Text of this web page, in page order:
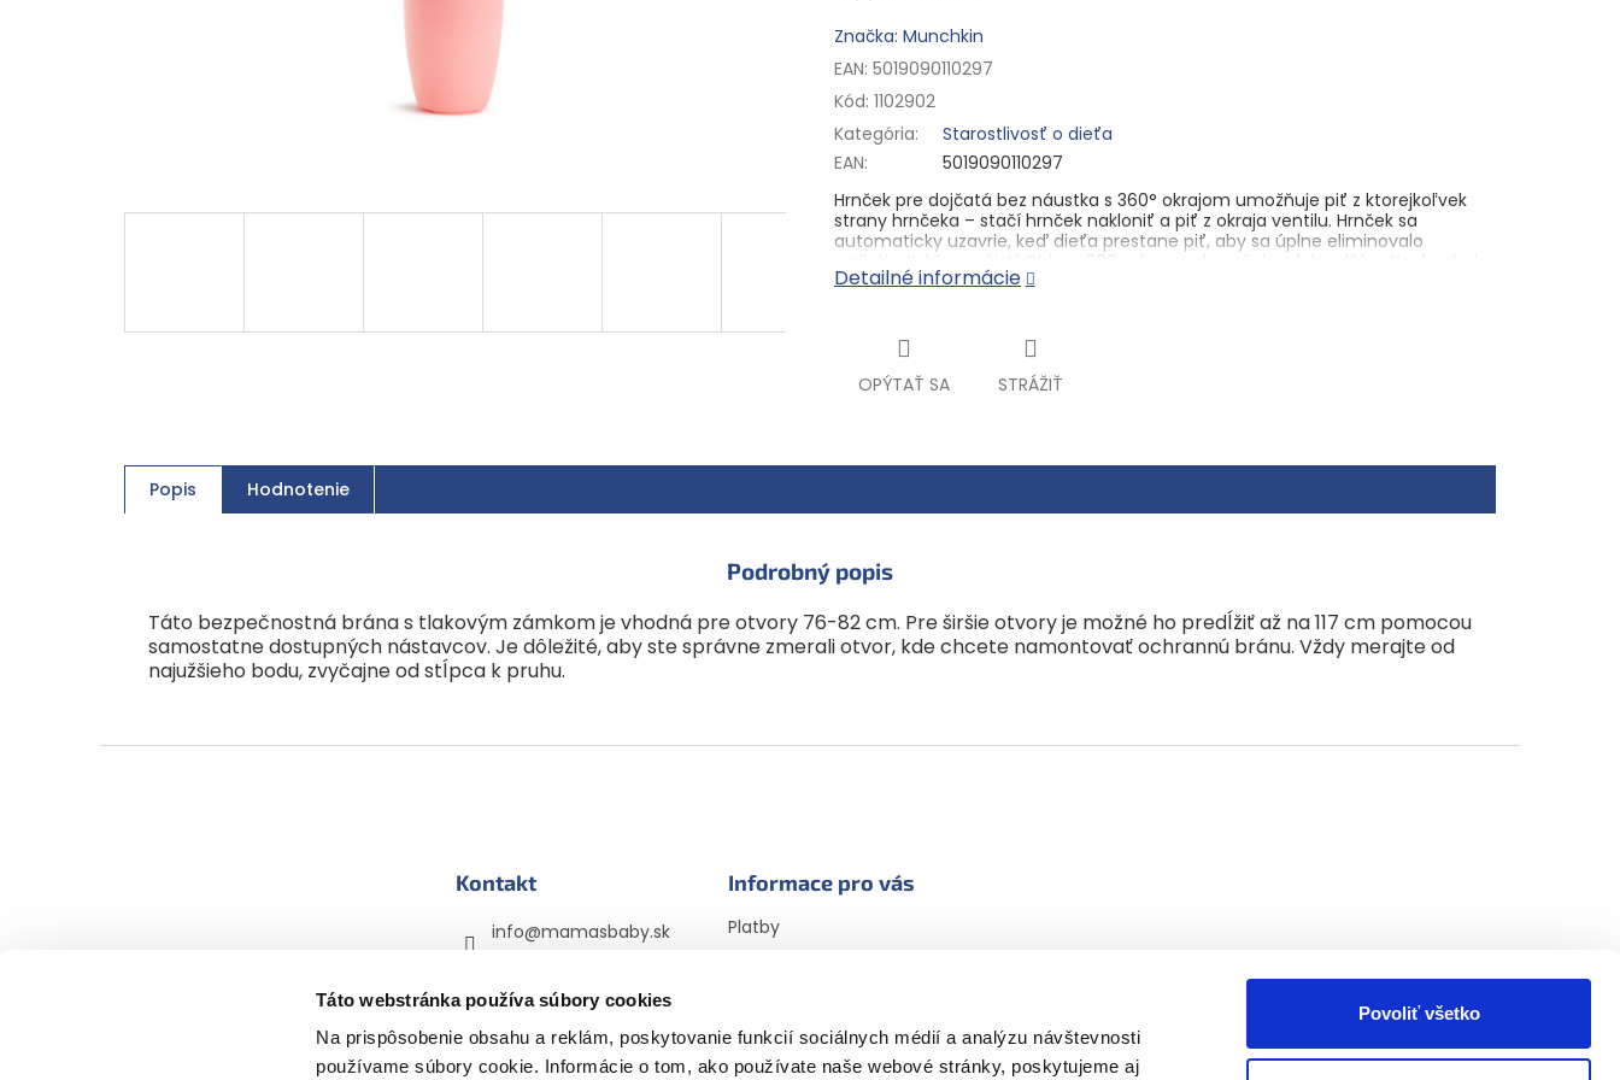
Táto webstránka používa súbory cookies
Na prispôsobenie obsahu a reklám, poskytovanie funkcií sociálnych médií a analýzu návštevnosti
používame súbory cookie. Informácie o tom, ako používate naše webové stránky, poskytujeme aj
Povoliť všetko
Značka: Munchkin
EAN: 5019090110297
Kód: 1102902
Kategória:
Starostlivosť o dieťa
EAN:
5019090110297
Hrnček pre dojčatá bez náustka s 360° okrajom umožňuje piť z ktorejkoľvek
strany hrnčeka – stačí hrnček nakloniť a piť z okraja ventilu. Hrnček sa
automaticky uzavrie, keď dieťa prestane piť, aby sa úplne eliminovalo
rozliatie. Ľahko sa čistí Objem 296 ml na vodu, mlieko alebo džús . Neobsahuje
BPA a možno ho umývať v umývačke riadu v hornom koši.
Detailné informácie
OPÝTAŤ SA STRÁŽIŤ
Popis Hodnotenie
Podrobný popis
Táto bezpečnostná brána s tlakovým zámkom je vhodná pre otvory 76-82 cm. Pre širšie otvory je možné ho predĺžiť až na 117 cm pomocou
samostatne dostupných nástavcov. Je dôležité, aby ste správne zmerali otvor, kde chcete namontovať ochrannú bránu. Vždy merajte od
najužšieho bodu, zvyčajne od stĺpca k pruhu.
Kontakt
info@mamasbaby.sk
mamasbabyczsk
mamasbaby_czsk
Informace pro vás
Platby
Obchodné podmienky
Podmienky ochrany